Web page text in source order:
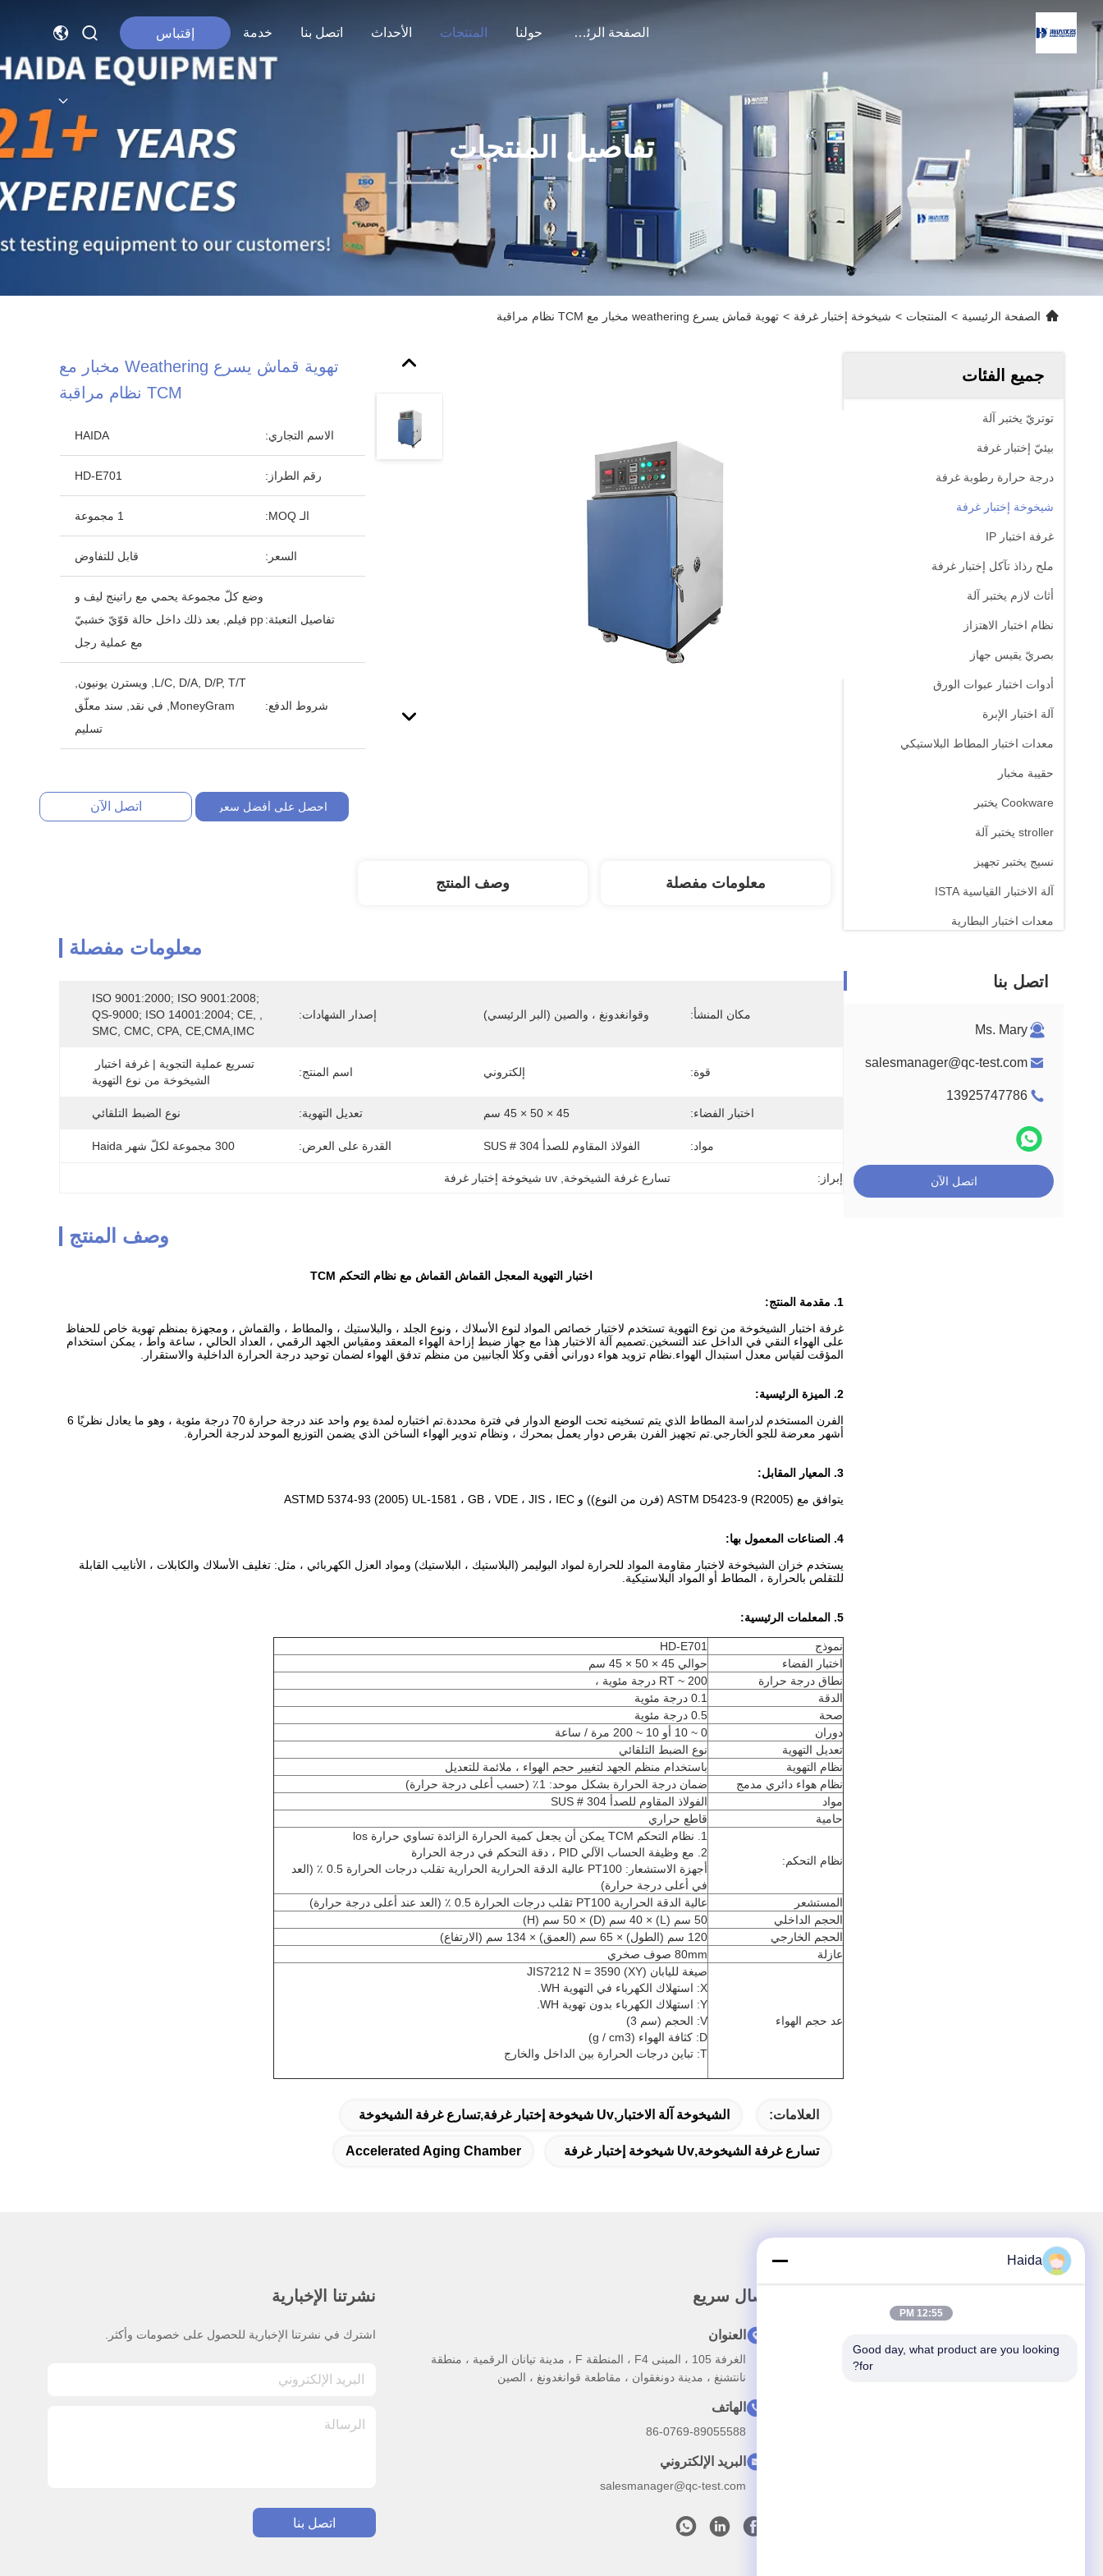
الصفحة الرئيسية حولنا المنتجات الأحداث اتصل بنا خدمة إقتباس
تفاصيل المنتجات
الصفحة الرئيسية > المنتجات > شيخوخة إختبار غرفة > تهوية قماش يسرع weathering مخبار مع TCM نظام مراقبة
جميع الفئات
توتريّ يختبر آلة
بيئيّ إختبار غرفة
درجة حرارة رطوبة غرفة
شيخوخة إختبار غرفة
غرفة اختبار IP
ملح رذاذ تآكل إختبار غرفة
أثاث لازم يختبر آلة
نظام اختبار الاهتزاز
بصريّ يقيس جهاز
أدوات اختبار عبوات الورق
آلة اختبار الإبرة
معدات اختبار المطاط البلاستيكي
حقيبة مخبار
Cookware يختبر
stroller يختبر آلة
نسيج يختبر تجهيز
آلة الاختبار القياسية ISTA
معدات اختبار البطارية
معدات اختبار قابلية الإشتعال
اتصل بنا
Ms. Mary
salesmanager@qc-test.com
13925747786
اتصل الآن
تهوية قماش يسرع Weathering مخبار مع
TCM نظام مراقبة
الاسم التجاري: HAIDA
رقم الطراز: HD-E701
الـ MOQ: 1 مجموعة
السعر: قابل للتفاوض
تفاصيل التعبئة:
وضع كلّ مجموعة يحمي مع راتينج ليف و
pp فيلم, بعد ذلك داخل حالة قوّيّ خشبيّ
مع عملية رجل
شروط الدفع:
L/C, D/A, D/P, T/T, ويسترن يونيون,
MoneyGram, في نقد, سند معلّق
تسليم
احصل على أفضل سعر اتصل الآن
معلومات مفصلة وصف المنتج
معلومات مفصلة
مكان المنشأ: وقوانغدونغ ، والصين (البر الرئيسي) إصدار الشهادات:
ISO 9001:2000; ISO 9001:2008;
QS-9000; ISO 14001:2004; CE, ,
SMC, CMC, CPA, CE,CMA,IMC
قوة: إلكتروني اسم المنتج:
الشيخوخة من نوع التهوية
اختبار الفضاء: 45 × 50 × 45 سم تعديل التهوية: نوع الضبط التلقائي
مواد: الفولاذ المقاوم للصدأ SUS # 304 القدرة على العرض: 300 مجموعة لكلّ شهر Haida
إبراز: تسارع غرفة الشيخوخة , uv شيخوخة إختبار غرفة
وصف المنتج
اختبار التهوية المعجل القماش القماش مع نظام التحكم TCM
1.
مقدمة المنتج:
غرفة اختبار الشيخوخة من نوع التهوية تستخدم لاختبار خصائص المواد لنوع الأسلاك ، ونوع الجلد ، والبلاستيك ، والمطاط ، والقماش ، ومجهزة بمنظم تهوية خاص للحفاظ
على الهواء النقي في الداخل عند التسخين.تصميم آلة الاختبار هذا مع جهاز ضبط إزاحة الهواء المعقد ومقياس الجهد الرقمي ، العداد الحالي ، ساعة واط ، يمكن استخدام
المؤقت لقياس معدل استبدال الهواء.نظام تزويد هواء دوراني أفقي وكلا الجانبين من منظم تدفق الهواء لضمان توحيد درجة الحرارة الداخلية والاستقرار.
2. الميزة الرئيسية:
الفرن المستخدم لدراسة المطاط الذي يتم تسخينه تحت الوضع الدوار في فترة محددة.تم اختباره لمدة يوم واحد عند درجة حرارة 70 درجة مئوية ، وهو ما يعادل نظريًا 6
أشهر معرضة للجو الخارجي.تم تجهيز الفرن بقرص دوار يعمل بمحرك ، ونظام تدوير الهواء الساخن الذي يضمن التوزيع الموحد لدرجة الحرارة.
3. المعيار المقابل
:
يتوافق مع ASTM D5423-9 (R2005) (فرن من النوع)) و ASTMD 5374-93 (2005) UL-1581 ، GB ، VDE ، JIS ، IEC
4. الصناعات المعمول بها
:
يستخدم خزان الشيخوخة لاختبار مقاومة المواد للحرارة لمواد البوليمر (البلاستيك ، البلاستيك) ومواد العزل الكهربائي ، مثل: تغليف الأسلاك والكابلات ، الأنابيب القابلة
للتقلص بالحرارة ، المطاط أو المواد البلاستيكية.
5. المعلمات الرئيسية:
نموذج
HD-E701
اختبار الفضاء
حوالي 45 × 50 × 45 سم
نطاق درجة حرارة
RT ~ 200 درجة مئوية ،
الدقة
0.1 درجة مئوية
صحة
0.5 درجة مئوية
دوران
0 ~ 10 أو 10 ~ 200 مرة / ساعة
تعديل التهوية
نوع الضبط التلقائي
نظام التهوية
باستخدام منظم الجهد لتغيير حجم الهواء ، ملائمة للتعديل
نظام هواء دائري مدمج
ضمان درجة الحرارة بشكل موحد: 1٪ (حسب أعلى درجة حرارة)
مواد
الفولاذ المقاوم للصدأ SUS # 304
حامية
قاطع حراري
نظام التحكم:
1. نظام التحكم TCM يمكن أن يجعل كمية الحرارة الزائدة تساوي حرارة los
2. مع وظيفة الحساب الآلي PID ، دقة التحكم في درجة الحرارة
أجهزة الاستشعار: PT100 عالية الدقة الحرارية الحرارية تقلب درجات الحرارة 0.5 ٪ (العد
في أعلى درجة حرارة)
المستشعر
عالية الدقة الحرارية PT100 تقلب درجات الحرارة 0.5 ٪ (العد عند أعلى درجة حرارة)
الحجم الداخلي
50 سم (L) × 40 سم (D) × 50 سم (H)
الحجم الخارجي
120 سم (الطول) × 65 سم (العمق) × 134 سم (الارتفاع)
عازلة
80mm صوف صخري
عد حجم الهواء
صيغة لليابان JIS7212 N = 3590 (XY)
X: استهلاك الكهرباء في التهوية WH.
Y: استهلاك الكهرباء بدون تهوية WH.
V: الحجم (سم 3)
D: كثافة الهواء (g / cm3)
T: تباين درجات الحرارة بين الداخل والخارج
العلامات: الشيخوخة آلة الاختبار,uv شيخوخة إختبار غرفة,تسارع غرفة الشيخوخة
تسارع غرفة الشيخوخة,uv شيخوخة إختبار غرفة Accelerated Aging Chamber
اتصال سريع
العنوان
الغرفة 105 ، المبنى F4 ، المنطقة F ، مدينة تيانان الرقمية ، منطقة
نانتشنغ ، مدينة دونغقوان ، مقاطعة قوانغدونغ ، الصين
الهاتف
86-0769-89055588
البريد الإلكتروني
salesmanager@qc-test.com
نشرتنا الإخبارية
اشترك في نشرتنا الإخبارية للحصول على خصومات وأكثر.
اتصل بنا
Haida
12:55 PM
Good day, what product are you looking
for?